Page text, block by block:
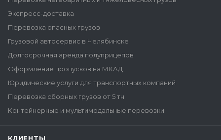
Экспресс-доставка
Перевозка опасных грузов
Грузовой автосервис в Челябинске
Долгосрочная аренда полуприцепов
Оформление пропусков на МКАД
Юридические услуги для транспортных компаний
Перевозка сборных грузов от 5 тн
Контейнерные и мультимодальные перевозки
КЛИЕНТЫ